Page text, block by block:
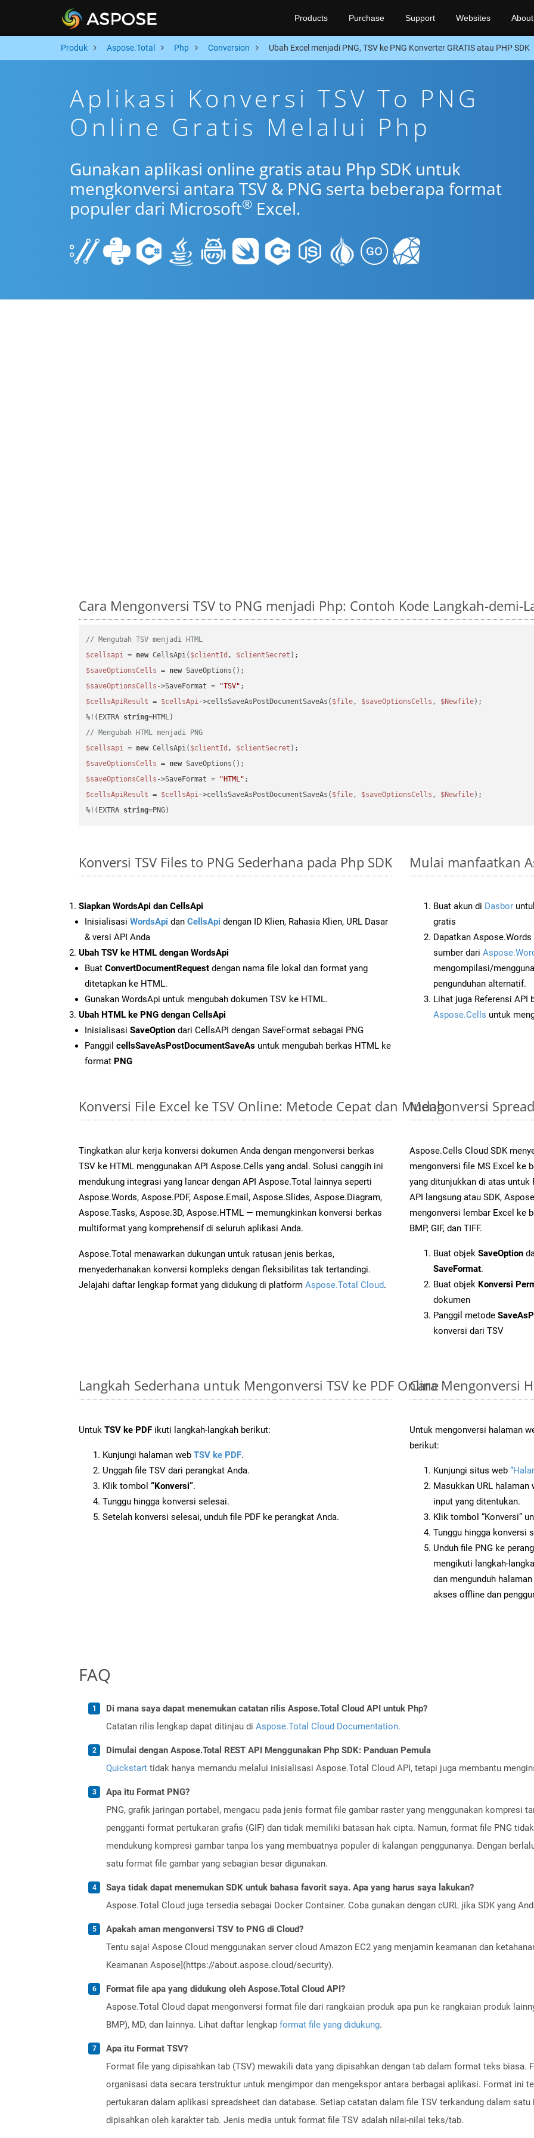
Products Purchase Support Websites About
Produk Aspose.Total Php Conversion Ubah Excel menjadi PNG, TSV ke PNG Konverter GRATIS atau PHP SDK
Aplikasi Konversi TSV To PNG
Online Gratis Melalui Php
Gunakan aplikasi online gratis atau Php SDK untuk
mengkonversi antara TSV & PNG serta beberapa format
populer dari Microsoft® Excel.
Cara Mengonversi TSV to PNG menjadi Php: Contoh Kode Langkah-demi-
// Mengubah TSV menjadi HTML
$cellsapi = new CellsApi( $clientId , $clientSecret
$saveOptionsCells = new
$saveOptionsCells ->SaveFormat = "TSV"
$cellsApiResult = $cellsApi->cellsSaveAsPostDocumentSaveAs( $file, $saveOptionsCells , $Newfile);
%!(EXTRA string
// Mengubah HTML menjadi PNG
$cellsapi = new CellsApi( $clientId , $clientSecret
$saveOptionsCells = new
$saveOptionsCells ->SaveFormat = "HTML"
$cellsApiResult = $cellsApi->cellsSaveAsPostDocumentSaveAs( $file, $saveOptionsCells , $Newfile);
%!(EXTRA string=PNG)
Konversi TSV Files to PNG Sederhana pada Php SDK
Siapkan WordsApi dan CellsApi
Inisialisasi WordsApi dan CellsApi dengan ID Klien, Rahasia Klien, URL Dasar
& versi API Anda
Ubah TSV ke HTML dengan WordsApi
Buat ConvertDocumentRequest dengan nama file lokal dan format yang
ditetapkan ke HTML.
Gunakan WordsApi untuk mengubah dokumen TSV ke HTML.
Ubah HTML ke PNG dengan CellsApi
Inisialisasi SaveOption dari CellsAPI dengan SaveFormat sebagai PNG
Panggil cellsSaveAsPostDocumentSaveAs untuk mengubah berkas HTML ke
format PNG
Mulai manfaatkan
Buat akun di Dasbor
gratis
Dapatkan
sumber dari
mengompilasi/
pengunduhan alternatif.
Lihat juga Referensi API
Aspose.Cells untuk
Konversi File Excel ke TSV Online: Metode Cepat dan Mudah
Tingkatkan alur kerja konversi dokumen Anda dengan mengonversi berkas
TSV ke HTML menggunakan API Aspose.Cells yang andal. Solusi canggih ini
mendukung integrasi yang lancar dengan API Aspose.Total lainnya seperti
Aspose.Words, Aspose.PDF, Aspose.Email, Aspose.Slides, Aspose.Diagram,
Aspose.Tasks, Aspose.3D, Aspose.HTML — memungkinkan konversi berkas
multiformat yang komprehensif di seluruh aplikasi Anda.
Aspose.Total menawarkan dukungan untuk ratusan jenis berkas,
menyederhanakan konversi kompleks dengan fleksibilitas tak tertandingi.
Jelajahi daftar lengkap format yang didukung di platform Aspose.Total Cloud.
Mengonversi
Aspose.Cells Cloud SDK
mengonversi file MS Excel ke
yang ditunjukkan di atas untuk
API langsung atau SDK,
mengonversi lembar Excel ke
BMP, GIF, dan TIFF.
Buat objek SaveOption
SaveFormat.
Buat objek Konversi
dokumen
Panggil metode
konversi dari TSV
Langkah Sederhana untuk Mengonversi TSV ke PDF Online
Untuk TSV ke PDF ikuti langkah-langkah berikut:
Kunjungi halaman web TSV ke PDF.
Unggah file TSV dari perangkat Anda.
Klik tombol “Konversi”.
Tunggu hingga konversi selesai.
Setelah konversi selesai, unduh file PDF ke perangkat Anda.
Cara Mengonversi
Untuk mengonversi halaman
berikut:
Kunjungi situs web
Masukkan URL
input yang ditentukan.
Klik tombol “Konversi”
Tunggu hingga konversi
Unduh file PNG ke
mengikuti langkah-
dan mengunduh
akses offline dan
FAQ
Di mana saya dapat menemukan catatan rilis Aspose.Total Cloud API untuk Php?
Catatan rilis lengkap dapat ditinjau di Aspose.Total Cloud Documentation.
Dimulai dengan Aspose.Total REST API Menggunakan Php SDK: Panduan Pemula
Quickstart tidak hanya memandu melalui inisialisasi Aspose.Total Cloud API, tetapi juga membantu
Apa itu Format PNG?
PNG, grafik jaringan portabel, mengacu pada jenis format file gambar raster yang menggunakan kompresi
pengganti format pertukaran grafis (GIF) dan tidak memiliki batasan hak cipta. Namun, format file PNG
mendukung kompresi gambar tanpa los yang membuatnya populer di kalangan penggunanya. Dengan
satu format file gambar yang sebagian besar digunakan.
Saya tidak dapat menemukan SDK untuk bahasa favorit saya. Apa yang harus saya lakukan?
Aspose.Total Cloud juga tersedia sebagai Docker Container. Coba gunakan dengan cURL jika SDK yang
Apakah aman mengonversi TSV to PNG di Cloud?
Tentu saja! Aspose Cloud menggunakan server cloud Amazon EC2 yang menjamin keamanan dan
Keamanan Aspose](https://about.aspose.cloud/security).
Format file apa yang didukung oleh Aspose.Total Cloud API?
Aspose.Total Cloud dapat mengonversi format file dari rangkaian produk apa pun ke rangkaian produk
BMP), MD, dan lainnya. Lihat daftar lengkap format file yang didukung.
Apa itu Format TSV?
Format file yang dipisahkan tab (TSV) mewakili data yang dipisahkan dengan tab dalam format teks biasa.
organisasi data secara terstruktur untuk mengimpor dan mengekspor antara berbagai aplikasi. Format ini
pertukaran dalam aplikasi spreadsheet dan database. Setiap catatan dalam file TSV terkandung dalam
dipisahkan oleh karakter tab. Jenis media untuk format file TSV adalah nilai-nilai teks/tab.